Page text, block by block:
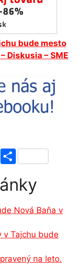
bude mesto
Diskusia – SME
T
gr
S
ar
e
Nová Baňa v
v Tajchu bude
na leto.